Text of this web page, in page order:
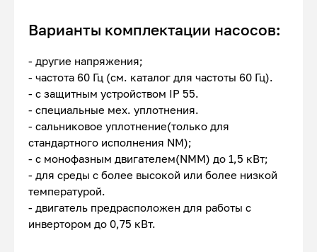
Варианты комплектации насосов:
- другие напряжения;
- частота 60 Гц (см. каталог для частоты 60 Гц).
- с защитным устройством IP 55.
- специальные мех. уплотнения.
- сальниковое уплотнение(только для
стандартного исполнения NM);
- с монофазным двигателем(NMM) до 1,5 кВт;
- для среды с более высокой или более низкой
температурой.
- двигатель предрасположен для работы с
инвертором до 0,75 кВт.